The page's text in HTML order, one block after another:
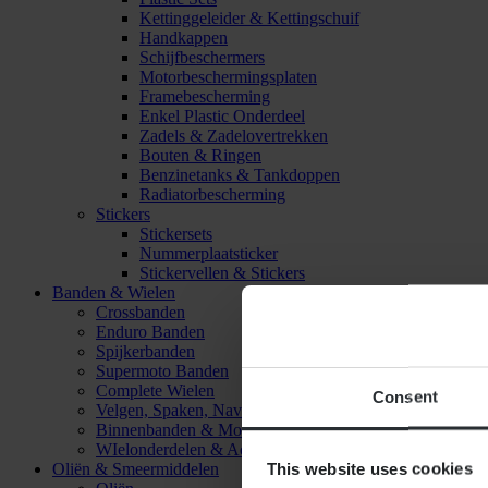
Consent
This website uses cookies
Kettinggeleider & Kettingschuif
Handkappen
Schijfbeschermers
Motorbeschermingsplaten
Framebescherming
Enkel Plastic Onderdeel
Zadels & Zadelovertrekken
Bouten & Ringen
Benzinetanks & Tankdoppen
Radiatorbescherming
Stickers
Stickersets
Nummerplaatsticker
Stickervellen & Stickers
Banden & Wielen
Crossbanden
Enduro Banden
Spijkerbanden
Supermoto Banden
Complete Wielen
Velgen, Spaken, Naven & Lagers
Binnenbanden & Mousses
WIelonderdelen & Accessoires
Oliën & Smeermiddelen